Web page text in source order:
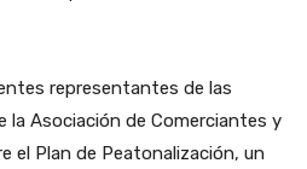
representantes de las
Asociación de Comerciantes y
el Plan de Peatonalización, un